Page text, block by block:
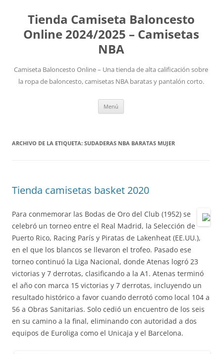
Tienda Camiseta Baloncesto
Online 2024/2025 – Camisetas
NBA
Camiseta Baloncesto Online – Una tienda de alta calificación sobre
la ropa de baloncesto, camisetas NBA baratas y pantalón corto.
Menú
ARCHIVO DE LA ETIQUETA: SUDADERAS NBA BARATAS MUJER
Tienda camisetas basket 2020
Para conmemorar las Bodas de Oro del Club (1952) se
celebró un torneo entre el Real Madrid, la Selección de
Puerto Rico, Racing París y Piratas de Lakenheat (EE.UU.),
en el que los blancos se llevaron el trofeo. Pasado ese
torneo continuó la Liga Nacional, donde Atenas logró 23
victorias y 7 derrotas, clasificando a la A1. Atenas terminó
el año con marca 15 victorias y 7 derrotas, incluyendo un
resultado histórico a favor cuando derrotó como local 104 a
56 a Obras Sanitarias. Solo cedió un encuentro de los seis
en su camino a la final, eliminando con autoridad a dos
equipos de Euroliga como el Unicaja y el Barcelona.